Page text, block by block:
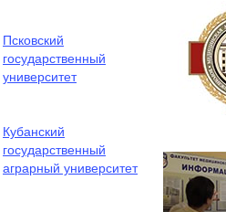
Псковский
государственный
университет
Кубанский
государственный
аграрный университет